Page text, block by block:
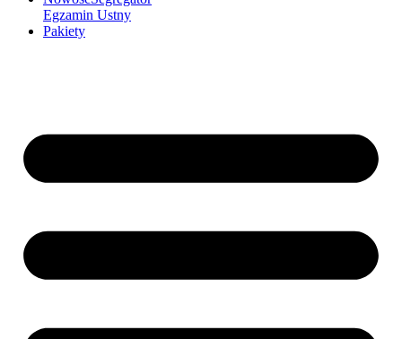
Egzamin Ustny
Pakiety